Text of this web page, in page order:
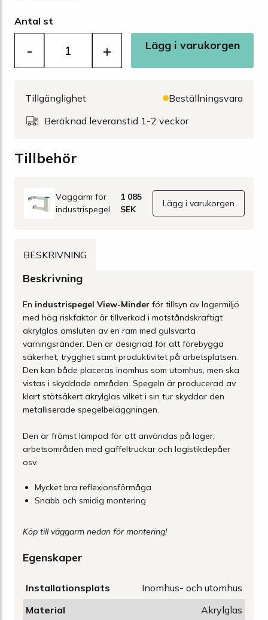
Antal st
- + Lägg i varukorgen
Tillgänglighet
Beställningsvara
Beräknad leveranstid 1-2 veckor
Tillbehör
Väggarm för
industrispegel
1 085
SEK
Lägg i varukorgen
BESKRIVNING
Beskrivning
En industrispegel View-Minder för tillsyn av lagermiljö
med hög riskfaktor är tillverkad i motståndskraftigt
akrylglas omsluten av en ram med gulsvarta
varningsränder. Den är designad för att förebygga
säkerhet, trygghet samt produktivitet på arbetsplatsen.
Den kan både placeras inomhus som utomhus, men ska
vistas i skyddade områden. Spegeln är producerad av
klart stötsäkert akrylglas vilket i sin tur skyddar den
metalliserade spegelbeläggningen.
Den är främst lämpad för att användas på lager,
arbetsområden med gaffeltruckar och logistikdepåer
osv.
Mycket bra reflexionsförmåga
Snabb och smidig montering
Köp till väggarm nedan för montering!
Egenskaper
Installationsplats
Inomhus- och utomhus
Material
Akrylglas